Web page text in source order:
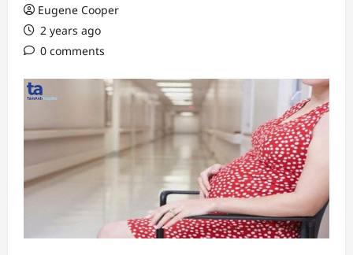
Eugene Cooper
2 years ago
0 comments